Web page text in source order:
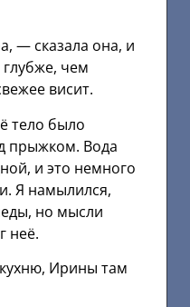
— сказала она, и
глубже, чем
висит.
тело было
прыжком. Вода
и это немного
Я намылился,
но мысли
неё.
Ирины там